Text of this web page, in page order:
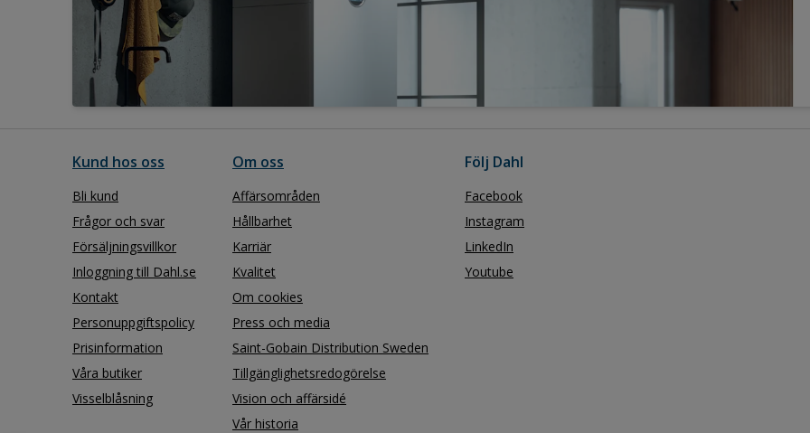
Kund hos oss
Bli kund
Frågor och svar
Försäljningsvillkor
Inloggning till Dahl.se
Kontakt
Personuppgiftspolicy
Prisinformation
Våra butiker
Visselblåsning
Om oss
Affärsområden
Hållbarhet
Karriär
Kvalitet
Om cookies
Press och media
Saint-Gobain Distribution Sweden
Tillgänglighetsredogörelse
Vision och affärsidé
Vår historia
Följ Dahl
Facebook
Instagram
LinkedIn
Youtube